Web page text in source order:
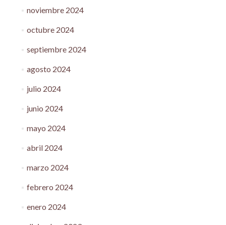
noviembre 2024
octubre 2024
septiembre 2024
agosto 2024
julio 2024
junio 2024
mayo 2024
abril 2024
marzo 2024
febrero 2024
enero 2024